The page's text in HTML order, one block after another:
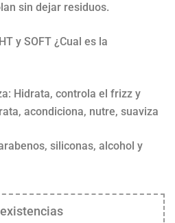
sin dejar residuos.
y SOFT ¿Cual es la
Hidrata, controla el frizz y
acondiciona, nutre, suaviza
siliconas, alcohol y